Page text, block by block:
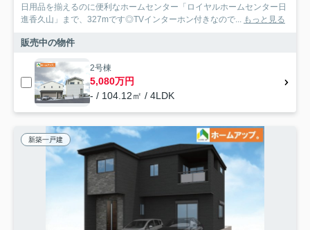
日用品を揃えるのに便利なホームセンター「ロイヤルホームセンター日
進香久山」まで、327mです◎TVインターホン付きなので... もっと見る
販売中の物件
2号棟
5,080万円
- / 104.12㎡ / 4LDK
新築一戸建